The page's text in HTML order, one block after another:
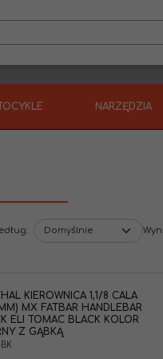
NARZĘDZIA
:
KIEROWNICA 1,1/8 CALA
MX FATBAR HANDLEBAR
ELI TOMAC BLACK KOLOR
Z GĄBKĄ